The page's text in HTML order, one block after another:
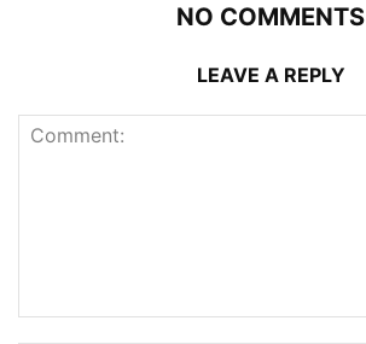
NO COMMENTS
LEAVE A REPLY